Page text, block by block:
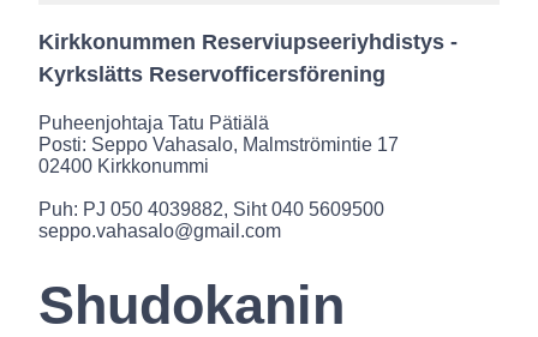
Kirkkonummen Reserviupseeriyhdistys -
Kyrkslätts Reservofficersförening
Puheenjohtaja Tatu Pätiälä
Posti: Seppo Vahasalo, Malmströmintie 17
02400 Kirkkonummi
Puh: PJ 050 4039882, Siht 040 5609500
seppo.vahasalo@gmail.com
Shudokanin